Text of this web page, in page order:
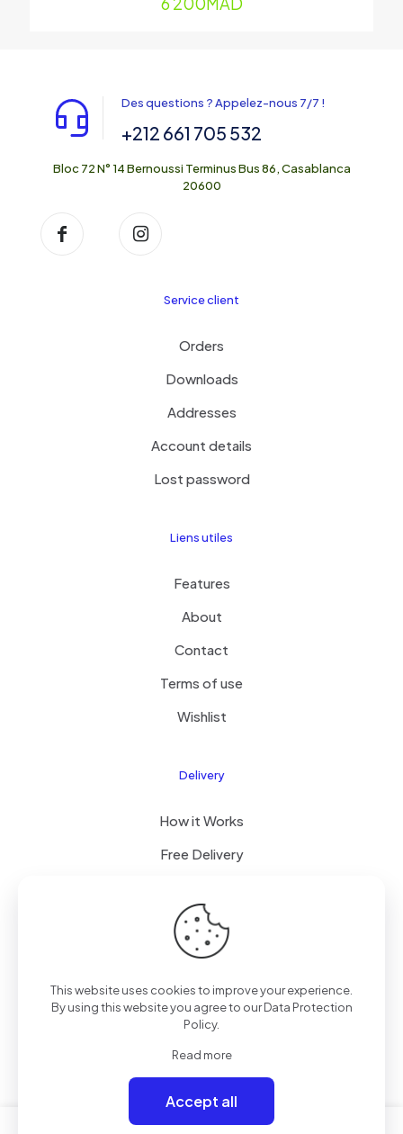
Des questions ? Appelez-nous 7/7 !
+212 661 705 532
Bloc 72 N° 14 Bernoussi Terminus Bus 86, Casablanca
20600
Service client
Orders
Downloads
Addresses
Account details
Lost password
Liens utiles
Features
About
Contact
Terms of use
Wishlist
Delivery
How it Works
Free Delivery
© 2026 Boogi Store by JsTechnology
Reserved
0
This website uses cookies to improve your experience.
By using this website you agree to ourData Protection
Policy.
Read more
Accept all